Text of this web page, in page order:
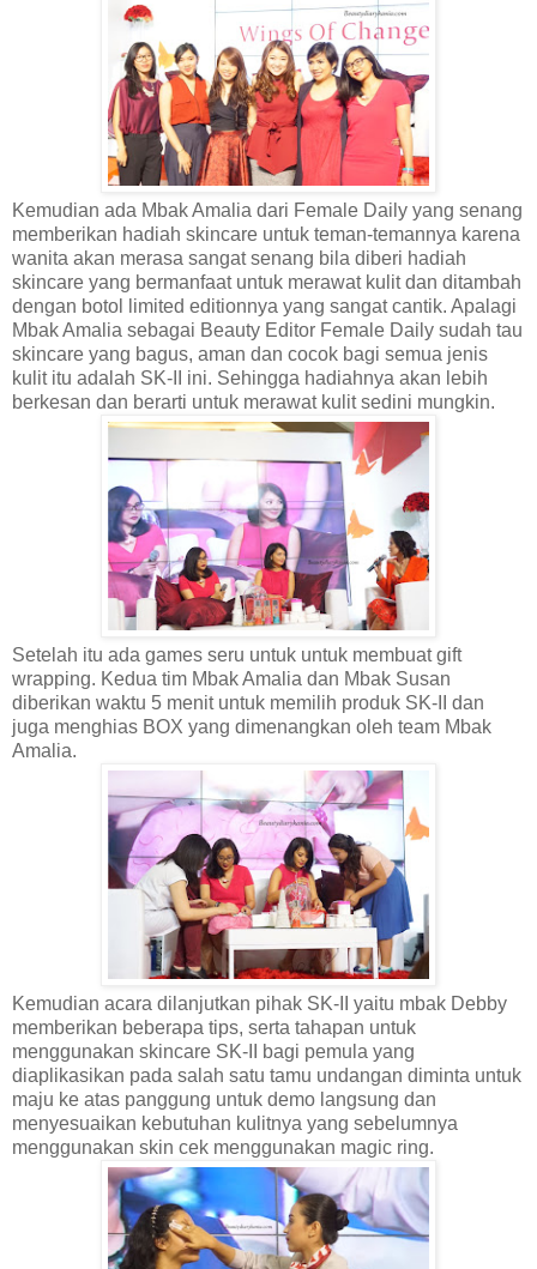
Kemudian ada Mbak Amalia dari Female Daily yang senang
memberikan hadiah skincare untuk teman-temannya karena
wanita akan merasa sangat senang bila diberi hadiah
skincare yang bermanfaat untuk merawat kulit dan ditambah
dengan botol limited editionnya yang sangat cantik. Apalagi
Mbak Amalia sebagai Beauty Editor Female Daily sudah tau
skincare yang bagus, aman dan cocok bagi semua jenis
kulit itu adalah SK-II ini. Sehingga hadiahnya akan lebih
berkesan dan berarti untuk merawat kulit sedini mungkin.
Setelah itu ada games seru untuk untuk membuat gift
wrapping. Kedua tim Mbak Amalia dan Mbak Susan
diberikan waktu 5 menit untuk memilih produk SK-II dan
juga menghias BOX yang dimenangkan oleh team Mbak
Amalia.
Kemudian acara dilanjutkan pihak SK-II yaitu mbak Debby
memberikan beberapa tips, serta tahapan untuk
menggunakan skincare SK-II bagi pemula yang
diaplikasikan pada salah satu tamu undangan diminta untuk
maju ke atas panggung untuk demo langsung dan
menyesuaikan kebutuhan kulitnya yang sebelumnya
menggunakan skin cek menggunakan magic ring.